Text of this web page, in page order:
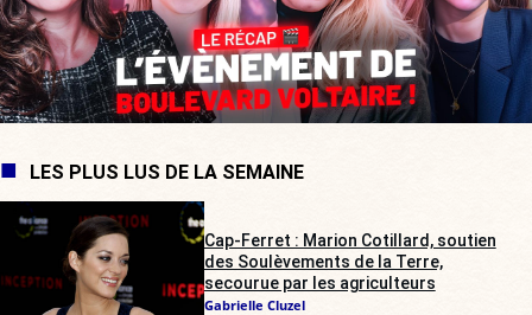
LES PLUS LUS DE LA SEMAINE
Cap-Ferret : Marion Cotillard, soutien
des Soulèvements de la Terre,
secourue par les agriculteurs
Gabrielle Cluzel